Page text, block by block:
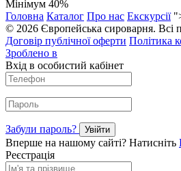
Мінімум 40%
Головна Каталог Про нас Екскурсії
© 2026 Європейська сироварня. Всі
Договір публічної оферти Політика
Зроблено в
Вхід в особистий кабінет
Забули пароль? Увійти
Вперше на нашому сайті? Натисніть
Реєстрація